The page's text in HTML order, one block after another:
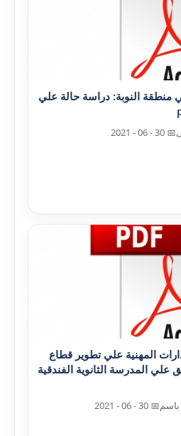
منطقة النوبة: دراسة حالة علي
📅 30 - 06 - 2021
المهنية علي تطوير قطاع
علي المدرسة الثانوية الفندقية
باسم📅 30 - 06 - 2021